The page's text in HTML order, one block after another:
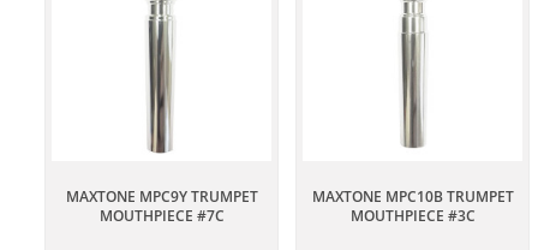
MAXTONE MPC9Y TRUMPET
MOUTHPIECE #7C
MAXTONE MPC10B TRUMPET
MOUTHPIECE #3C